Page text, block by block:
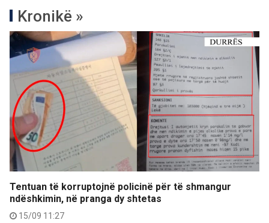
Kronikë »
Tentuan të korruptojnë policinë për të shmangur
ndëshkimin, në pranga dy shtetas
15/09 11:27